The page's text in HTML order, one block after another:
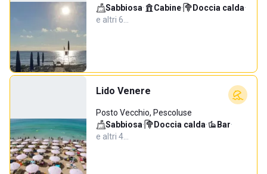
Sabbiosa· Cabine· Doccia calda·
e altri 6…
Lido Venere
Posto Vecchio, Pescoluse
Sabbiosa· Doccia calda· Bar·
e altri 4…